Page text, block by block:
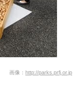
画像： http://parks.prfj.or.jp